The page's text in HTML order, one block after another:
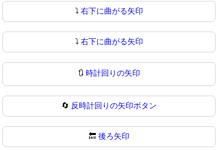
⤵️ 右下に曲がる矢印
⤵ 右下に曲がる矢印
🔃 時計回りの矢印
🔄 反時計回りの矢印ボタン
🔙 後ろ矢印